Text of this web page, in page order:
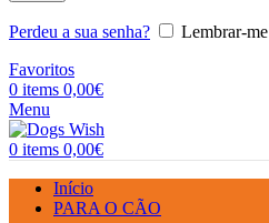
Perdeu a sua senha?
Lembrar-me
Favoritos
0 items 0,00€
Menu
0 items 0,00€
Início
PARA O CÃO